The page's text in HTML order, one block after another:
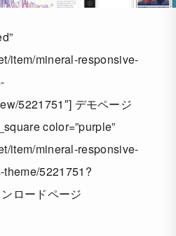
item/mineral-responsive-
5221751″] デモページ
color=”purple”
item/mineral-responsive-
5221751?
ロードページ